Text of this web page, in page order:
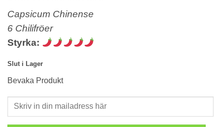
Capsicum Chinense
6 Chilifröer
Styrka:
Slut i Lager
Bevaka Produkt